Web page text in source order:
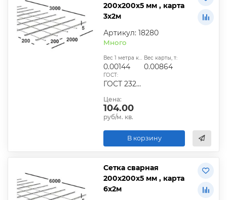
200х200х5 мм , карта
3х2м
Артикул: 18280
Много
Вес 1 метра квадратного, т:
0.00144
Вес карты, т:
0.00864
ГОСТ:
ГОСТ 23279-2012, ТУ
Цена:
104.00
руб/м. кв.
В корзину
Сетка сварная
200х200х5 мм , карта
6х2м